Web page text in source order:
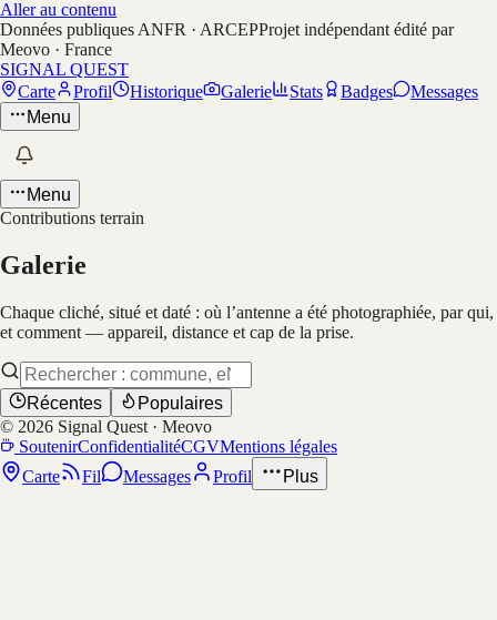
Aller au contenu
Données publiques ANFR · ARCEPProjet indépendant édité par
Meovo · France
SIGNAL QUEST
Carte
Profil Historique Galerie Stats Badges
Messages
Menu
Menu
Contributions terrain
Galerie
Chaque cliché, situé et daté : où l’antenne a été photographiée, par qui,
et comment — appareil, distance et cap de la prise.
Récentes
Populaires
© 2026 Signal Quest · Meovo
SoutenirConfidentialitéCGVMentions légales
Carte
Fil Messages Profil Plus